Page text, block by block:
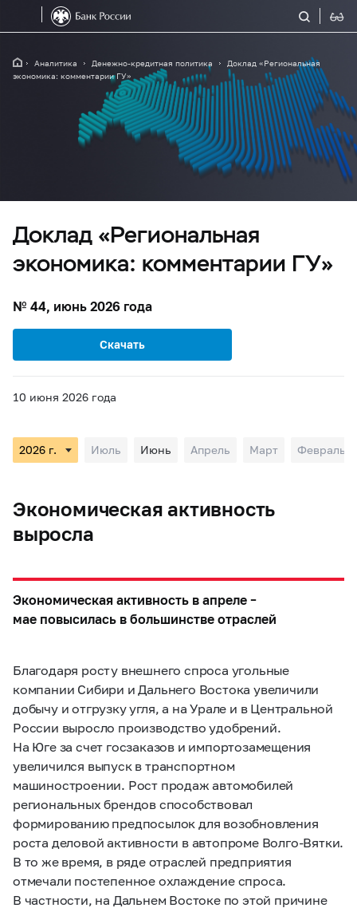
Аналитика Денежно-кредитная политика
Доклад «Региональная
экономика: комментарии ГУ»
Доклад «Региональная
экономика: комментарии ГУ»
№ 44, июнь 2026 года
Скачать
10 июня 2026 года
Июль Июнь Апрель Март Февраль
Экономическая активность
выросла
Экономическая активность в апреле –
мае повысилась в большинстве отраслей
Благодаря росту внешнего спроса угольные
компании Сибири и Дальнего Востока увеличили
добычу и отгрузку угля, а на Урале и в Центральной
России выросло производство удобрений.
На Юге за счет госзаказов и импортозамещения
увеличился выпуск в транспортном
машиностроении. Рост продаж автомобилей
региональных брендов способствовал
формированию предпосылок для возобновления
роста деловой активности в автопроме Волго-Вятки.
В то же время, в ряде отраслей предприятия
отмечали постепенное охлаждение спроса.
В частности, на Дальнем Востоке по этой причине